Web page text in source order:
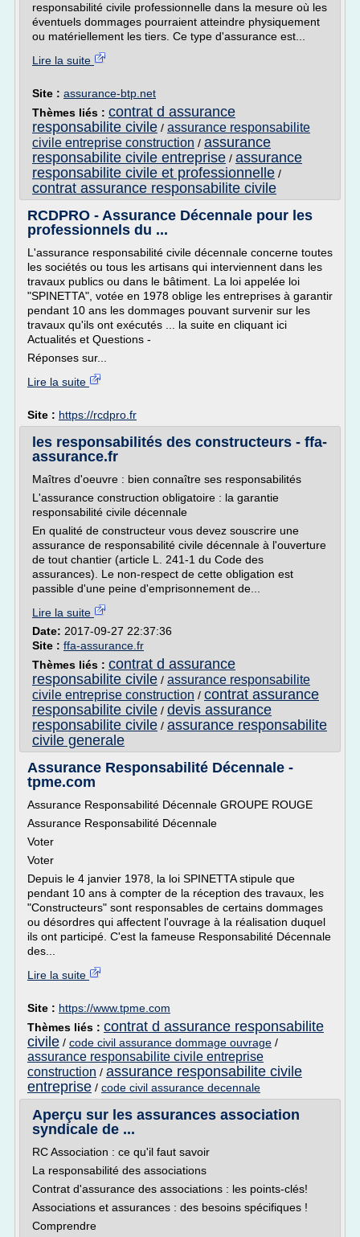
responsabilité civile professionnelle dans la mesure où les
éventuels dommages pourraient atteindre physiquement
ou matériellement les tiers. Ce type d'assurance est...
Lire la suite
Site : assurance-btp.net
Thèmes liés : contrat d assurance
responsabilite civile / assurance responsabilite
civile entreprise construction / assurance
responsabilite civile entreprise / assurance
responsabilite civile et professionnelle /
contrat assurance responsabilite civile
RCDPRO - Assurance Décennale pour les
professionnels du ...
L'assurance responsabilité civile décennale concerne toutes
les sociétés ou tous les artisans qui interviennent dans les
travaux publics ou dans le bâtiment. La loi appelée loi
"SPINETTA", votée en 1978 oblige les entreprises à garantir
pendant 10 ans les dommages pouvant survenir sur les
travaux qu'ils ont exécutés ... la suite en cliquant ici
Actualités et Questions -
Réponses sur...
Lire la suite
Site : https://rcdpro.fr
les responsabilités des constructeurs - ffa-
assurance.fr
Maîtres d'oeuvre : bien connaître ses responsabilités
L'assurance construction obligatoire : la garantie
responsabilité civile décennale
En qualité de constructeur vous devez souscrire une
assurance de responsabilité civile décennale à l'ouverture
de tout chantier (article L. 241-1 du Code des
assurances). Le non-respect de cette obligation est
passible d'une peine d'emprisonnement de...
Lire la suite
Date: 2017-09-27 22:37:36
Site : ffa-assurance.fr
Thèmes liés : contrat d assurance
responsabilite civile / assurance responsabilite
civile entreprise construction / contrat assurance
responsabilite civile / devis assurance
responsabilite civile / assurance responsabilite
civile generale
Assurance Responsabilité Décennale -
tpme.com
Assurance Responsabilité Décennale GROUPE ROUGE
Assurance Responsabilité Décennale
Voter
Voter
Depuis le 4 janvier 1978, la loi SPINETTA stipule que
pendant 10 ans à compter de la réception des travaux, les
"Constructeurs" sont responsables de certains dommages
ou désordres qui affectent l'ouvrage à la réalisation duquel
ils ont participé. C'est la fameuse Responsabilité Décennale
des...
Lire la suite
Site : https://www.tpme.com
Thèmes liés : contrat d assurance responsabilite
civile / code civil assurance dommage ouvrage /
assurance responsabilite civile entreprise
construction / assurance responsabilite civile
entreprise / code civil assurance decennale
Aperçu sur les assurances association
syndicale de ...
RC Association : ce qu'il faut savoir
La responsabilité des associations
Contrat d'assurance des associations : les points-clés!
Associations et assurances : des besoins spécifiques !
Comprendre